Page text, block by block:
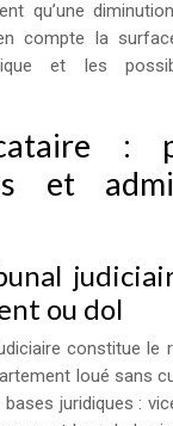
qu’une
compte la
et les
:
et
ou dol
constitue le
loué sans
juridiques :